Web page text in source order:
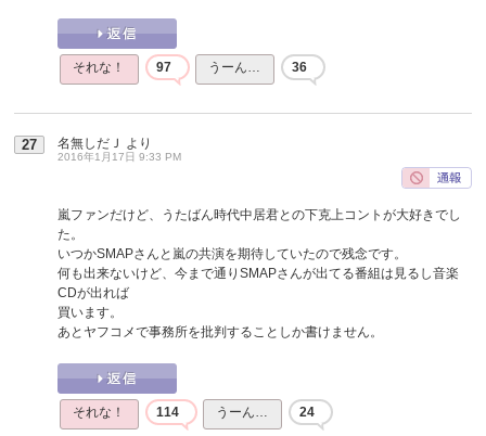
それな！ 97 うーん… 36
27 名無しだＪ より
2016年1月17日 9:33 PM
嵐ファンだけど、うたばん時代中居君との下克上コントが大好きでし
た。
いつかSMAPさんと嵐の共演を期待していたので残念です。
何も出来ないけど、今まで通りSMAPさんが出てる番組は見るし音楽
CDが出れば
買います。
あとヤフコメで事務所を批判することしか書けません。
それな！ 114 うーん… 24